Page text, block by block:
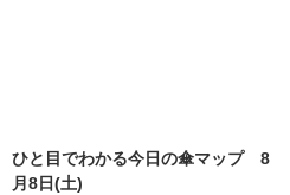
ひと目でわかる今日の傘マップ 8
月8日(土)